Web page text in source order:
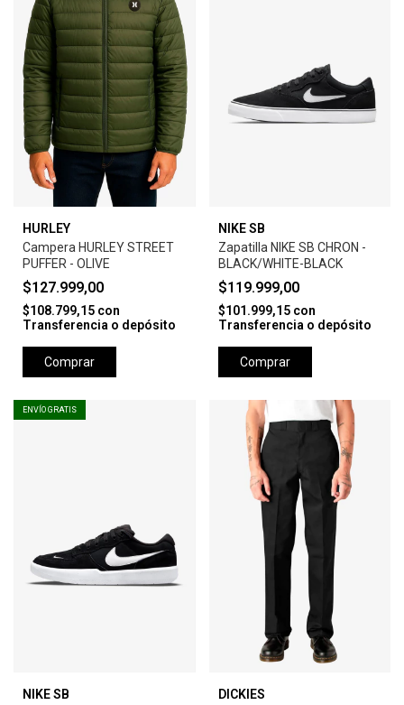
HURLEY
Campera HURLEY STREET
PUFFER - OLIVE
$127.999,00
$108.799,15 con
Transferencia o depósito
Comprar
NIKE SB
Zapatilla NIKE SB CHRON -
BLACK/WHITE-BLACK
$119.999,00
$101.999,15 con
Transferencia o depósito
Comprar
ENVÍO GRATIS
NIKE SB DICKIES